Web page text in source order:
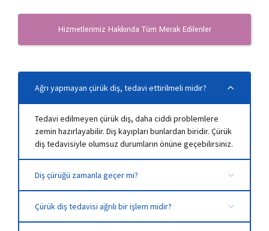
Hizmetlerimiz Hakkında Tüm Merak Edilenler
Ağrı yapmayan çürük diş, tedavi ettirilmeli midir?
Tedavi edilmeyen çürük diş, daha ciddi problemlere
zemin hazırlayabilir. Diş kayıpları bunlardan biridir. Çürük
diş tedavisiyle olumsuz durumların önüne geçebilirsiniz.
Diş çürüğü zamanla geçer mi?
Çürük diş tedavisi ağrılı bir işlem midir?